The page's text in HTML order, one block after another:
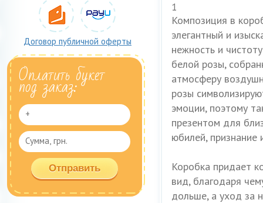
Договор публичной оферты
Оплатить букет
под заказ:
1
Композиция в
элегантный и
нежность и
белой розы,
атмосферу
розы
эмоции, поэтому
презентом для
юбилей, признание
Коробка придает
вид, благодаря
дольше, а уход за